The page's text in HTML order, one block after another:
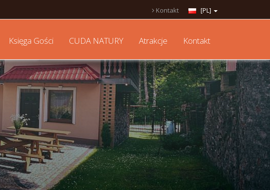
[PL]
Kontakt
Księga Gości CUDA NATURY Atrakcje Kontakt